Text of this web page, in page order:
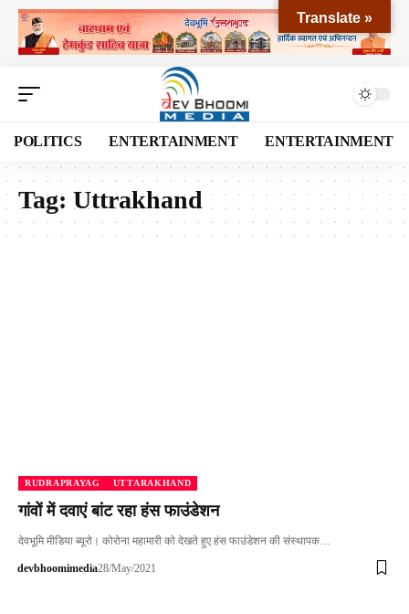
POLITICS ENTERTAINMENT ENTERTAINMENT
Tag: Uttrakhand
RUDRAPRAYAG UTTARAKHAND
गांवों में दवाएं बांट रहा हंस फाउंडेशन
देवभूमि मीडिया ब्यूरो। कोरोना महामारी को देखते हुए हंस फाउंडेशन की संस्थापक…
devbhoomimedia28/May/2021
Translate »